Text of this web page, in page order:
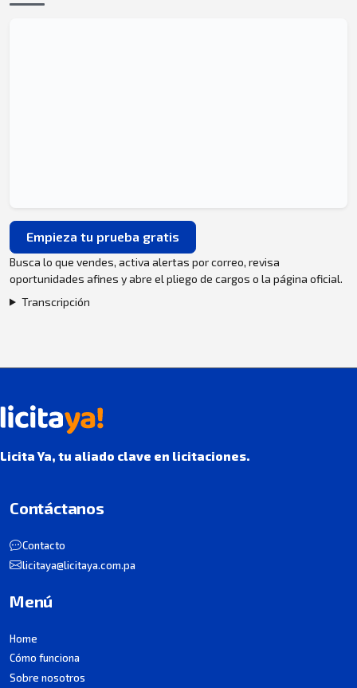
Empieza tu prueba gratis
Busca lo que vendes, activa alertas por correo, revisa
oportunidades afines y abre el pliego de cargos o la página oficial.
Transcripción
Licita Ya, tu aliado clave en licitaciones.
Contáctanos
Contacto
licitaya@licitaya.com.pa
Menú
Home
Cómo funciona
Sobre nosotros